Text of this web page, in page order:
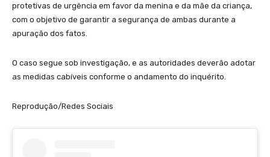
protetivas de urgência em favor da menina e da mãe da criança,
com o objetivo de garantir a segurança de ambas durante a
apuração dos fatos.
O caso segue sob investigação, e as autoridades deverão adotar
as medidas cabíveis conforme o andamento do inquérito.
Reprodução/Redes Sociais